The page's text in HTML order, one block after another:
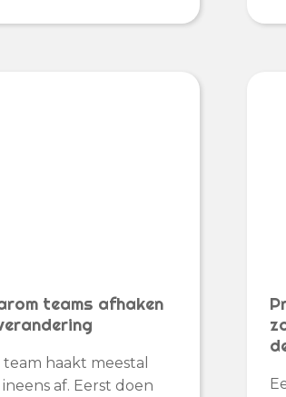
teams afhaken
team haakt meestal
af. Eerst doen